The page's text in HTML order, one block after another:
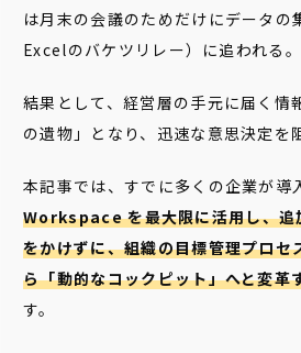
は月末の会議のためだけにデータの
Excelのバケツリレー）に追われる。
結果として、経営層の手元に届く情
の遺物」となり、迅速な意思決定を
本記事では、すでに多くの企業が
Workspace を最大限に活用し、追
をかけずに、組織の目標管理プロセ
ら「動的なコックピット」へと変革
す。